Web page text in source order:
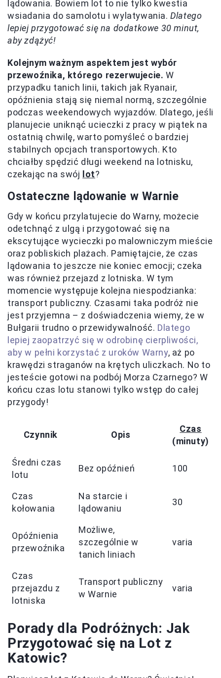
lądowania. Bowiem lot to nie tylko kwestia
wsiadania do samolotu i wylatywania.Dlatego
lepiej przygotować się na dodatkowe 30 minut,
aby zdążyć!
Kolejnym ważnym aspektem jest wybór
przewoźnika, którego rezerwujecie. W
przypadku tanich linii, takich jak Ryanair,
opóźnienia stają się niemal normą, szczególnie
podczas weekendowych wyjazdów. Dlatego, jeśli
planujecie uniknąć ucieczki z pracy w piątek na
ostatnią chwilę, warto pomyśleć o bardziej
stabilnych opcjach transportowych. Kto
chciałby spędzić długi weekend na lotnisku,
czekając na swój
lot?
Ostateczne lądowanie w Warnie
Gdy w końcu przylatujecie do Warny, możecie
odetchnąć z ulgą i przygotować się na
ekscytujące wycieczki po malowniczym mieście
oraz pobliskich plażach. Pamiętajcie, że czas
lądowania to jeszcze nie koniec emocji; czeka
was również przejazd z lotniska. W tym
momencie występuje kolejna niespodzianka:
transport publiczny. Czasami taka podróż nie
jest przyjemna – z doświadczenia wiemy, że w
Bułgarii trudno o przewidywalność. Dlatego
lepiej zaopatrzyć się w odrobinę cierpliwości,
aby w pełni korzystać z uroków Warny, aż po
krawędzi straganów na krętych uliczkach. No to
jesteście gotowi na podbój Morza Czarnego? W
końcu czas lotu stanowi tylko wstęp do całej
przygody!
Czynnik Opis
Czas
(minuty)
Średni czas
lotu
Bez opóźnień 100
Czas
kołowania
Na starcie i
lądowaniu
30
Opóźnienia
przewoźnika
Możliwe,
szczególnie w
tanich liniach
varia
Czas
przejazdu z
lotniska
Transport publiczny
w Warnie
varia
Porady dla Podróżnych: Jak
Przygotować się na Lot z
Katowic?